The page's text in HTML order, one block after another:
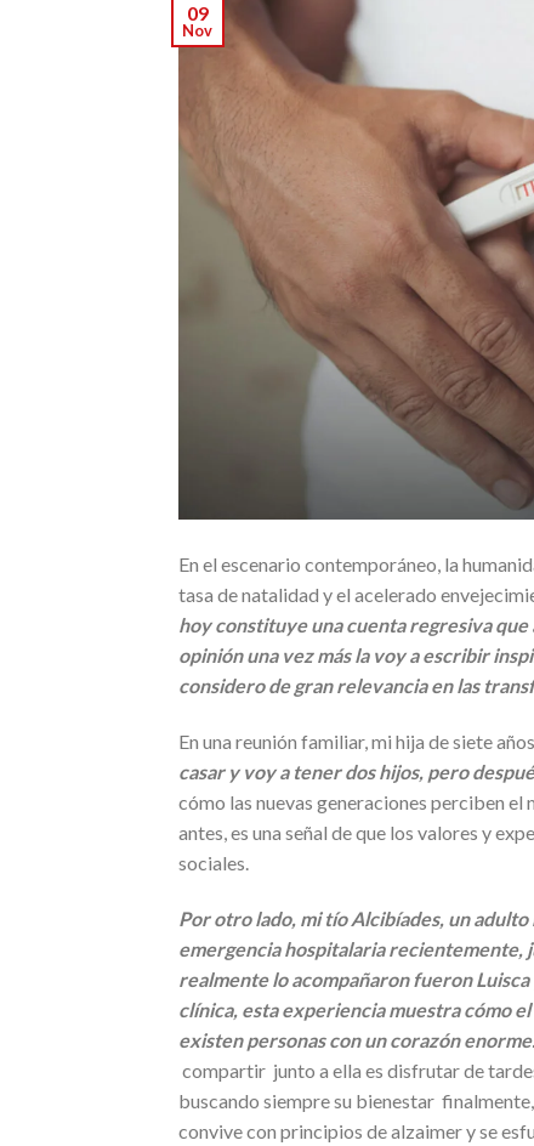
09
Nov
En el escenario contemporáneo, la
tasa de natalidad y el acelerado
hoy constituye una cuenta regresiva que
opinión una vez más la voy a escribir
considero de gran relevancia en las
En una reunión familiar, mi hija de siete
casar y voy a tener dos hijos, pero
cómo las nuevas generaciones perciben
antes, es una señal de que los valores y
sociales.
Por otro lado, mi tío Alcibíades, un
emergencia hospitalaria recientemente,
realmente lo acompañaron fueron
clínica, esta experiencia muestra cómo
existen personas con un corazón
compartir junto a ella es disfrutar de
buscando siempre su bienestar
convive con principios de alzaimer y se